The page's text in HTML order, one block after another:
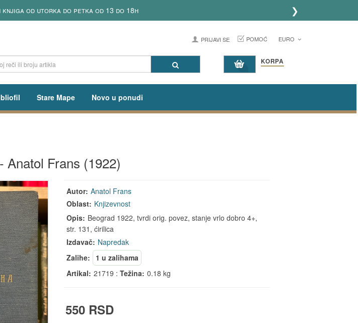
od utorka do petka od 13 do 18h ❯
PRIJAVI SE POMOĆ EURO
KORPA
Stare Mape Novo u ponudi
Anatol Frans (1922)
Autor: Anatol Frans
Oblast: Knjizevnost
Opis: Beograd 1922, tvrdi orig. povez, stanje vrlo dobro 4+,
str. 131, ćirilica
Izdavač: Napredak
Zalihe:
1 u zalihama
Artikal: 21719 :Težina: 0.18 kg
550 RSD